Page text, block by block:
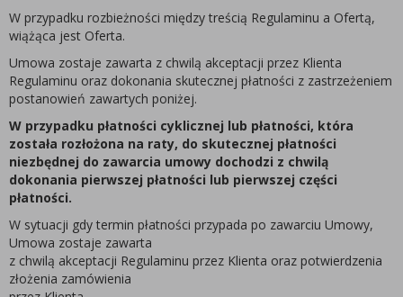
W przypadku rozbieżności między treścią Regulaminu a Ofertą,
wiążąca jest Oferta.
Umowa zostaje zawarta z chwilą akceptacji przez Klienta
Regulaminu oraz dokonania skutecznej płatności z zastrzeżeniem
postanowień zawartych poniżej.
W przypadku płatności cyklicznej lub płatności, która
została rozłożona na raty, do skutecznej płatności
niezbędnej do zawarcia umowy dochodzi z chwilą
dokonania pierwszej płatności lub pierwszej części
płatności.
W sytuacji gdy termin płatności przypada po zawarciu Umowy,
Umowa zostaje zawarta
z chwilą akceptacji Regulaminu przez Klienta oraz potwierdzenia
złożenia zamówienia